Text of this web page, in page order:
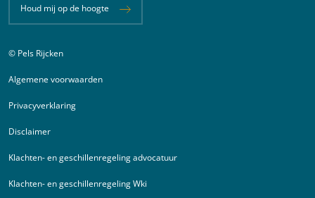
Houd mij op de hoogte
Juridische informatie
© Pels Rijcken
Algemene voorwaarden
Privacyverklaring
Disclaimer
Klachten- en geschillenregeling advocatuur
Klachten- en geschillenregeling Wki